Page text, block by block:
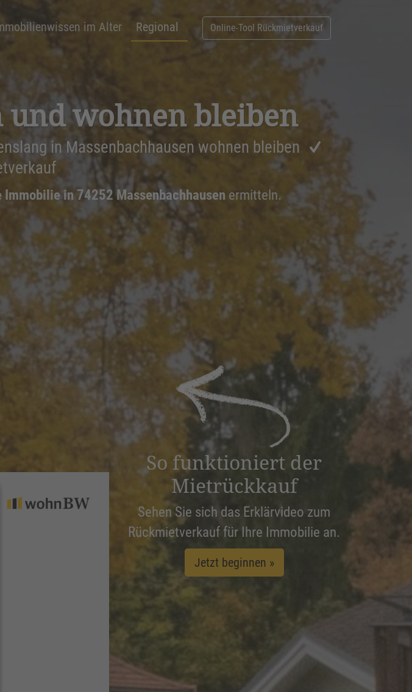
im Alter Regional Online-Tool Rückmietverkauf
wohnen bleiben
in Massenbachhausen wohnen bleiben
in 74252 Massenbachhausen ermitteln.
So funktioniert der
Mietrückkauf
Sehen Sie sich das Erklärvideo zum
Rückmietverkauf für Ihre Immobilie an.
Jetzt beginnen »